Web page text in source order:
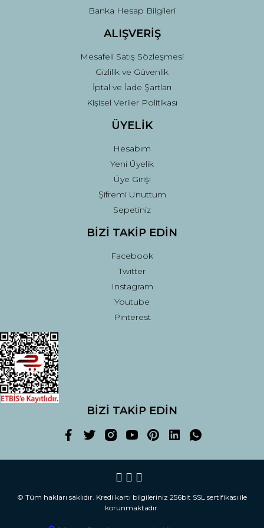
Banka Hesap Bilgileri
ALIŞVERİŞ
Mesafeli Satış Sözleşmesi
Gizlilik ve Güvenlik
İptal ve İade Şartları
Kişisel Veriler Politikası
ÜYELİK
Hesabım
Yeni Üyelik
Üye Girişi
Şifremi Unuttum
Sepetiniz
BİZİ TAKİP EDİN
Facebook
Twitter
Instagram
Youtube
Pinterest
BİZİ TAKİP EDİN
© Tüm hakları saklıdır. Kredi kartı bilgileriniz 256bit SSL sertifikası ile
korunmaktadır.